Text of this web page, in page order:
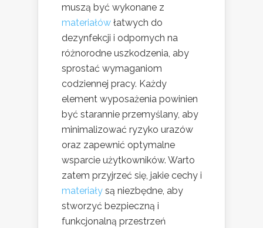
muszą być wykonane z
materiałów łatwych do
dezynfekcji i odpornych na
różnorodne uszkodzenia, aby
sprostać wymaganiom
codziennej pracy. Każdy
element wyposażenia powinien
być starannie przemyślany, aby
minimalizować ryzyko urazów
oraz zapewnić optymalne
wsparcie użytkowników. Warto
zatem przyjrzeć się, jakie cechy i
materiały są niezbędne, aby
stworzyć bezpieczną i
funkcjonalną przestrzeń